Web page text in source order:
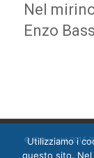
Nel
Enzo
© Copyright
Utilizziamo i
questo sito. Nel